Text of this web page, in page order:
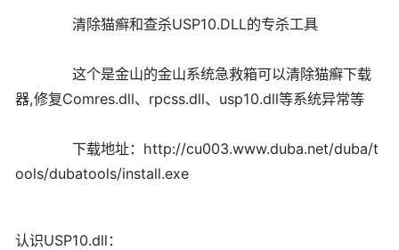
清除猫癣和查杀USP10.DLL的专杀工具
这个是金山的金山系统急救箱可以清除猫癣下载
器,修复Comres.dll、rpcss.dll、usp10.dll等系统异常等
下载地址：http://cu003.www.duba.net/duba/t
ools/dubatools/install.exe
认识USP10.dll：